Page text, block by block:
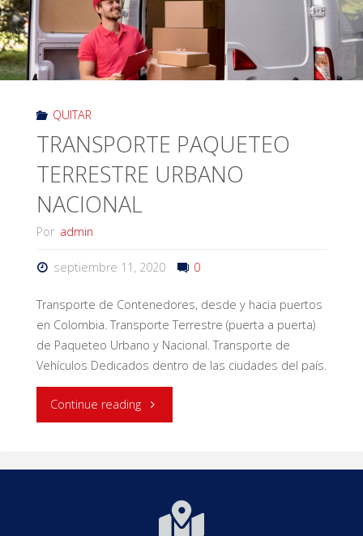
QUITAR
TRANSPORTE PAQUETEO
TERRESTRE URBANO
NACIONAL
Por admin
septiembre 11, 2020 0
Transporte de Contenedores, desde y hacia puertos
en Colombia. Transporte Terrestre (puerta a puerta)
de Paqueteo Urbano y Nacional. Transporte de
Vehículos Dedicados dentro de las ciudades del país.
Continue reading